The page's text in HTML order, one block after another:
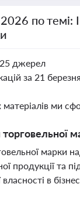
по темі:
джерел
за 21 березня
ми
марки
продукції та
в